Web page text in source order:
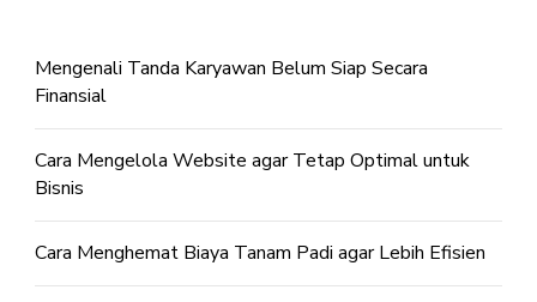
Mengenali Tanda Karyawan Belum Siap Secara
Finansial
Cara Mengelola Website agar Tetap Optimal untuk
Bisnis
Cara Menghemat Biaya Tanam Padi agar Lebih Efisien